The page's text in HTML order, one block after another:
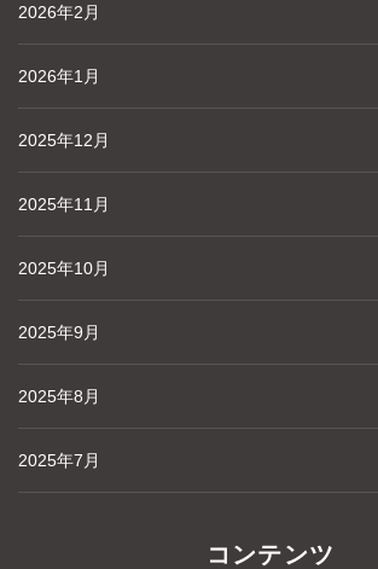
2026年2月
2026年1月
2025年12月
2025年11月
2025年10月
2025年9月
2025年8月
2025年7月
コンテンツ